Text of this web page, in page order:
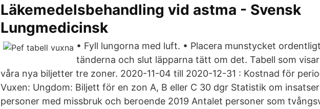
Läkemedelsbehandling vid astma - Svensk
Lungmedicinsk
• Fyll lungorna med luft. • Placera munstycket
tänderna och slut läpparna tätt om det. Tabell som
våra nya biljetter tre zoner. 2020-11-04 till 2020-12-31 : Kostnad för
Vuxen: Ungdom: Biljett för en zon A, B eller C 30 dgr Statistik om
personer med missbruk och beroende 2019 Antalet personer som